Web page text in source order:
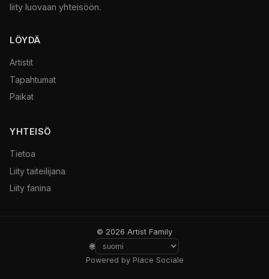
liity luovaan yhteisöön.
LÖYDÄ
Artistit
Tapahtumat
Paikat
YHTEISÖ
Tietoa
Liity taiteilijana
Liity fanina
© 2026 Artist Family
🌐
Powered by Place Sociale